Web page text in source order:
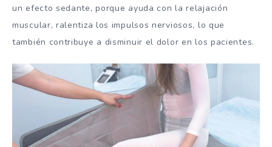
un efecto sedante, porque ayuda con la relajación
muscular, ralentiza los impulsos nerviosos, lo que
también contribuye a disminuir el dolor en los pacientes.